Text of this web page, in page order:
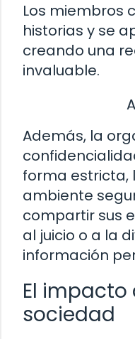
Los miembros
historias y se
creando una
invaluable.
Además, la
forma estricta,
ambiente
compartir sus
al juicio o a la
información
El impacto
sociedad